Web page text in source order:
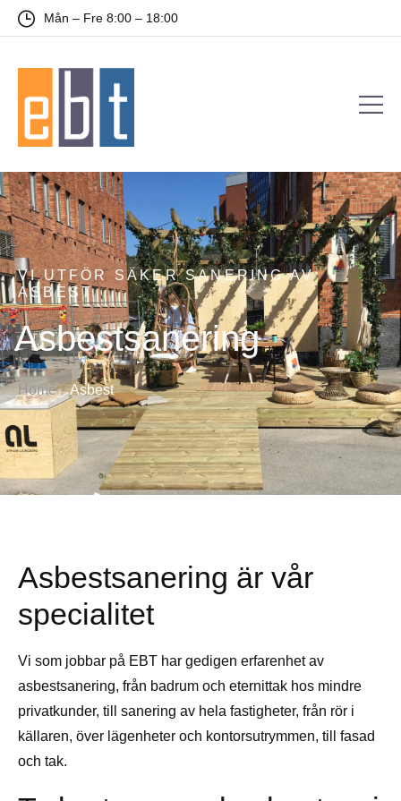
Mån – Fre 8:00 – 18:00
VI UTFÖR SÄKER SANERING AV
ASBEST
Asbestsanering
Home / Asbest
Asbestsanering är vår
specialitet
Vi som jobbar på EBT har gedigen erfarenhet av
asbestsanering, från badrum och eternittak hos mindre
privatkunder, till sanering av hela fastigheter, från rör i
källaren, över lägenheter och kontorsutrymmen, till fasad
och tak.